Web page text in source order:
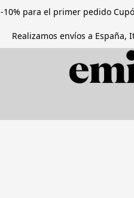
-10% para el primer pedido
Realizamos envíos a España,